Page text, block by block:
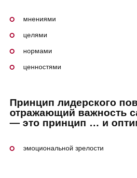
мнениями
целями
нормами
ценностями
Принцип лидерского
отражающий важность
— это принцип … и
эмоциональной зрелости